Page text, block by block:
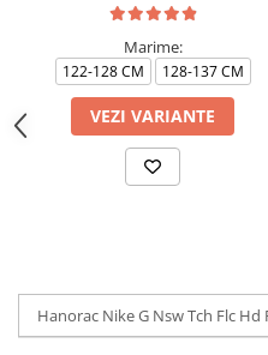
Marime:
122-128 CM 128-137 CM
VEZI VARIANTE
Hanorac Nike G Nsw Tch Flc Hd